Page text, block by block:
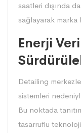
saatleri dışında
sağlayarak marka
Enerji
Detailing
sistemleri
Bu noktada
tasarruflu